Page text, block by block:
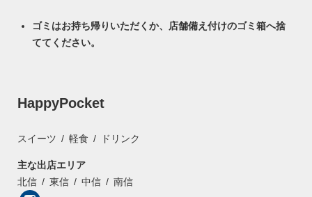
ゴミはお持ち帰りいただくか、店舗備え付けのゴミ箱へ捨
ててください。
HappyPocket
スイーツ 軽食 ドリンク
主な出店エリア
北信
東信 中信 南信